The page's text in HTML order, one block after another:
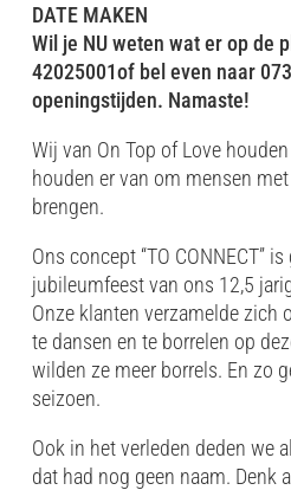
DATE MAKEN
Wil je NU weten wat er op de
42025001of bel even naar
openingstijden. Namaste!
Wij van On Top of Love
houden er van om mensen
brengen.
Ons concept “TO CONNECT”
jubileumfeest van ons 12,5
Onze klanten verzamelde zich
te dansen en te borrelen op
wilden ze meer borrels. En zo
seizoen.
Ook in het verleden deden we
dat had nog geen naam. Denk